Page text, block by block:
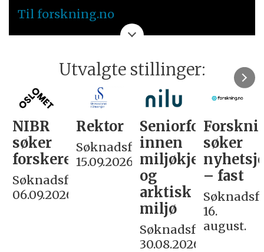
Til forskning.no
Utvalgte stillinger:
NIBR
søker
forskere
Søknadsfrist:
06.09.2026
Rektor
Søknadsfrist:
15.09.2026
Seniorforsker
innen
miljøkjemi
og
arktisk
miljø
Søknadsfrist:
30.08.2026
søker
– fast
16.
august.